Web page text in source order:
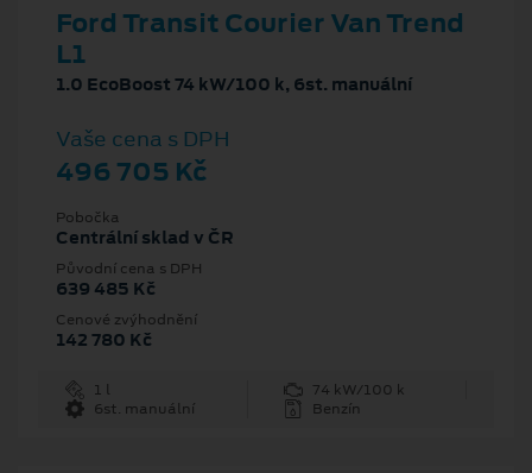
Ford Transit Courier Van Trend
L1
1.0 EcoBoost 74 kW/100 k, 6st. manuální
Vaše cena s DPH
496 705 Kč
Pobočka
Centrální sklad v ČR
Původní cena s DPH
639 485 Kč
Cenové zvýhodnění
142 780 Kč
1 l
74 kW/100 k
6st. manuální
Benzín